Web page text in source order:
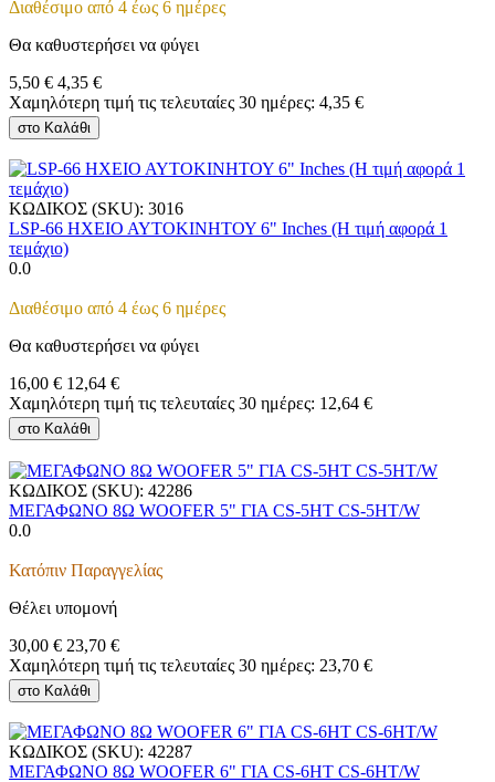
Διαθέσιμο από 4 έως 6 ημέρες
Θα καθυστερήσει να φύγει
5,50 € 4,35 €
Χαμηλότερη τιμή τις τελευταίες 30 ημέρες: 4,35 €
στο Καλάθι
ΚΩΔΙΚΟΣ (SKU): 3016
LSP-66 ΗΧΕΙΟ ΑΥΤΟΚΙΝΗΤΟΥ 6" Inches (Η τιμή αφορά 1
τεμάχιο)
0.0
Διαθέσιμο από 4 έως 6 ημέρες
Θα καθυστερήσει να φύγει
16,00 € 12,64 €
Χαμηλότερη τιμή τις τελευταίες 30 ημέρες: 12,64 €
στο Καλάθι
ΚΩΔΙΚΟΣ (SKU): 42286
MEΓΑΦΩΝΟ 8Ω WOOFER 5" ΓΙΑ CS-5HT CS-5HT/W
0.0
Κατόπιν Παραγγελίας
Θέλει υπομονή
30,00 € 23,70 €
Χαμηλότερη τιμή τις τελευταίες 30 ημέρες: 23,70 €
στο Καλάθι
ΚΩΔΙΚΟΣ (SKU): 42287
MEΓΑΦΩΝΟ 8Ω WOOFER 6" ΓΙΑ CS-6HT CS-6HT/W